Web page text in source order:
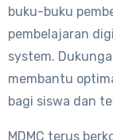
buku-buku
pembelajaran
system.
membantu
bagi siswa dan
MDMC terus